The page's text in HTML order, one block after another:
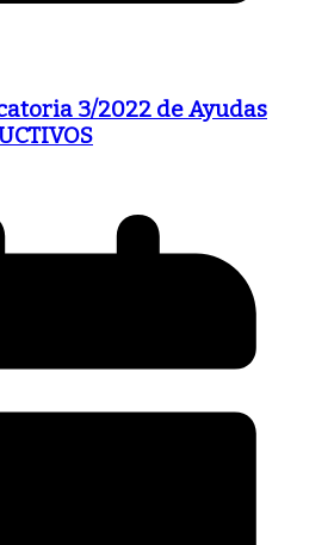
3/2022 de Ayudas